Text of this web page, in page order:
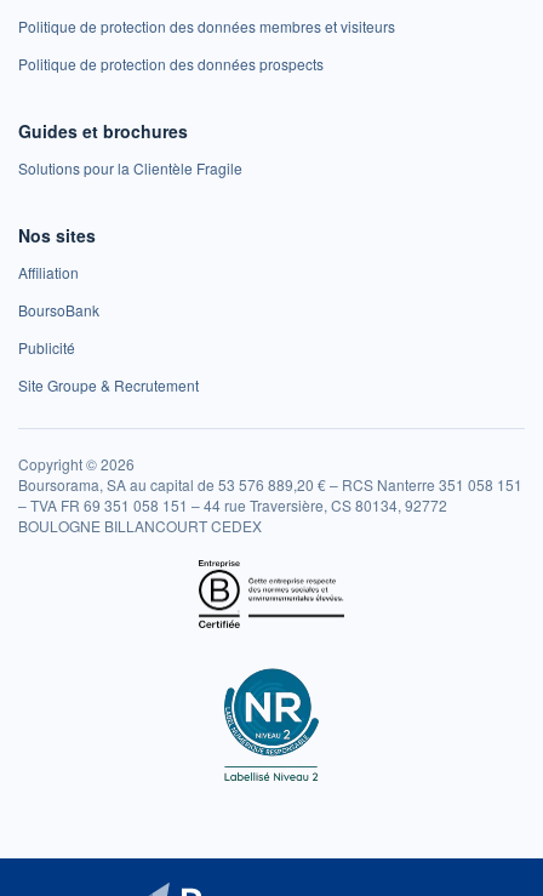
Politique de protection des données membres et visiteurs
Politique de protection des données prospects
Guides et brochures
Solutions pour la Clientèle Fragile
Nos sites
Affiliation
BoursoBank
Publicité
Site Groupe & Recrutement
Copyright © 2026
Boursorama, SA au capital de 53 576 889,20 € – RCS Nanterre 351 058 151
– TVA FR 69 351 058 151 – 44 rue Traversière, CS 80134, 92772
BOULOGNE BILLANCOURT CEDEX